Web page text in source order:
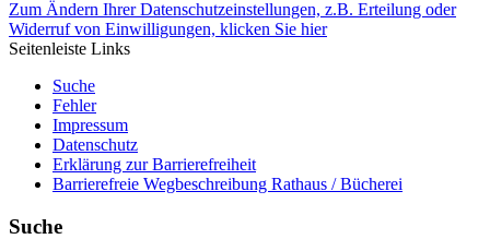
Zum Ändern Ihrer Datenschutzeinstellungen, z.B. Erteilung oder
Widerruf von Einwilligungen, klicken Sie hier
Seitenleiste Links
Suche
Fehler
Impressum
Datenschutz
Erklärung zur Barrierefreiheit
Barrierefreie Wegbeschreibung Rathaus / Bücherei
Suche